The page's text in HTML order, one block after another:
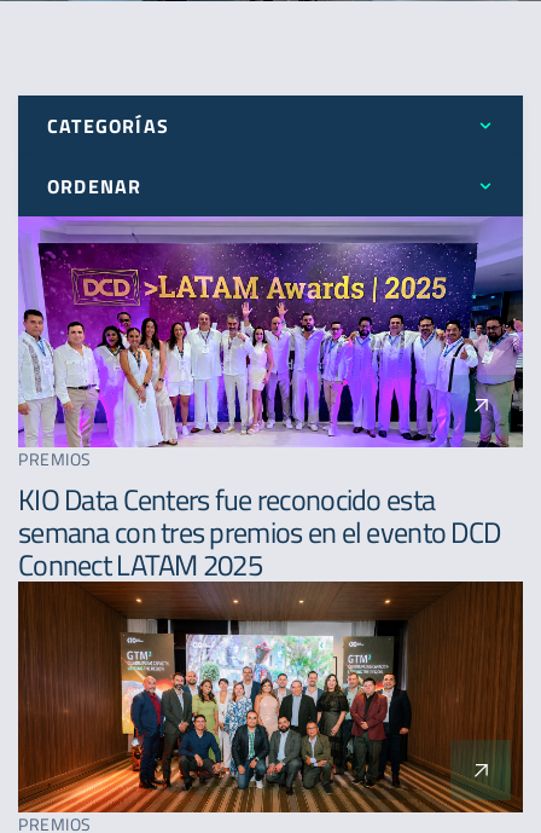
CATEGORÍAS
Todos
Expansión
Novedades
Premios
ORDENAR
Más reciente
Menos reciente
A - Z
PREMIOS
KIO Data Centers fue reconocido esta
semana con tres premios en el evento DCD
Connect LATAM 2025
PREMIOS